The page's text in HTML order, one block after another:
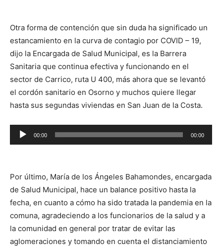
Otra forma de contención que sin duda ha significado un
estancamiento en la curva de contagio por COVID – 19,
dijo la Encargada de Salud Municipal, es la Barrera
Sanitaria que continua efectiva y funcionando en el
sector de Carrico, ruta U 400, más ahora que se levantó
el cordón sanitario en Osorno y muchos quiere llegar
hasta sus segundas viviendas en San Juan de la Costa.
Reproductor
de
00:00 00:00
Por último, María de los Ángeles Bahamondes, encargada
de Salud Municipal, hace un balance positivo hasta la
fecha, en cuanto a cómo ha sido tratada la pandemia en la
comuna, agradeciendo a los funcionarios de la salud y a
la comunidad en general por tratar de evitar las
aglomeraciones y tomando en cuenta el distanciamiento